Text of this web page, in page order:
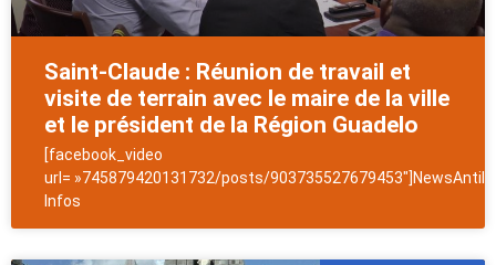
Saint-Claude : Réunion de travail et
visite de terrain avec le maire de la ville
et le président de la Région Guadelo
[facebook_video
url= »745879420131732/posts/
Infos